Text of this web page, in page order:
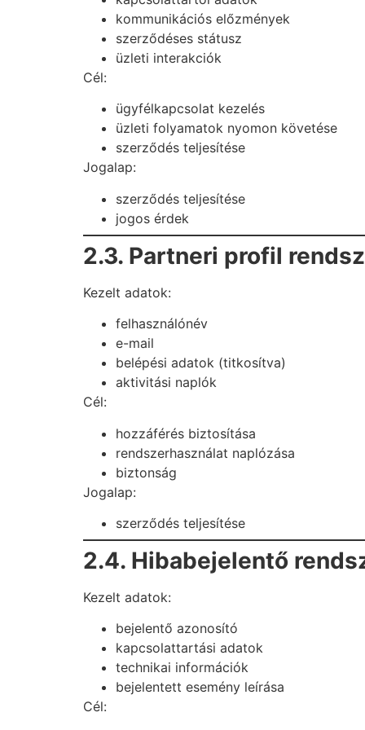
kommunikációs előzmények
szerződéses státusz
üzleti interakciók
Cél:
ügyfélkapcsolat kezelés
üzleti folyamatok nyomon követése
szerződés teljesítése
Jogalap:
szerződés teljesítése
jogos érdek
2.3. Partneri profil
Kezelt adatok:
felhasználónév
e-mail
belépési adatok (titkosítva)
aktivitási naplók
Cél:
hozzáférés biztosítása
rendszerhasználat naplózása
biztonság
Jogalap:
szerződés teljesítése
2.4. Hibabejelentő
Kezelt adatok:
bejelentő azonosító
kapcsolattartási adatok
technikai információk
bejelentett esemény leírása
Cél: